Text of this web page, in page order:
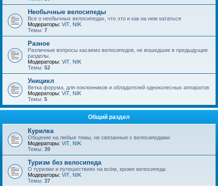
Необычные велосипеды
Все о необычных велосипедах, что это и как на нем кататься
Модераторы: ViT NIK
Темы: 7
Разное
Различные вопросы касаемо велосипедов, не вошедшие в предыдущие
разделы.
Модераторы: ViT NIK
Темы: 52
Уницикл
Ветка форума, для поклонников и обладателей одноколесных аппаратов
Модераторы: ViT NIK
Темы: 5
Общий раздел
Курилка
Общение на любые темы, не связанные с велосипедами
Модераторы: ViT NIK
Темы: 39
Туризм без велосипеда
О туризме и путешествиях на всём, кроме велосипеда
Модераторы: ViT NIK
Темы: 37